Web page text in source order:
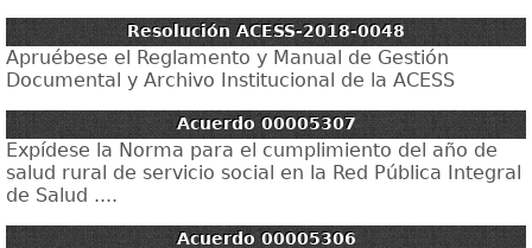
Resolución ACESS-2018-0048
Apruébese el Reglamento y Manual de Gestión
Documental y Archivo Institucional de la ACESS
Acuerdo 00005307
Expídese la Norma para el cumplimiento del año de
salud rural de servicio social en la Red Pública Integral
de Salud ....
Acuerdo 00005306